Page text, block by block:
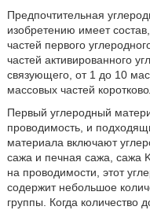
Предпочтительная
изобретению имеет
частей первого
частей активированного
связующего, от 1 до 10
массовых частей
Первый углеродный
проводимость, и
материала включают
сажа и печная сажа, сажа
на проводимости, этот
содержит небольшое
группы. Когда количество